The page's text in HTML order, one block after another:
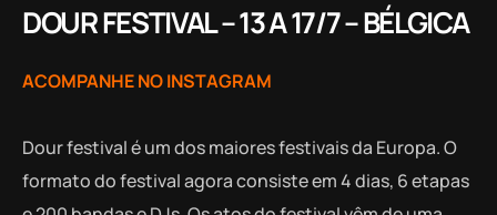
DOUR FESTIVAL – 13 A 17/7 – BÉLGICA
ACOMPANHE NO INSTAGRAM
Dour festival é um dos maiores festivais da Europa. O
formato do festival agora consiste em 4 dias, 6 etapas